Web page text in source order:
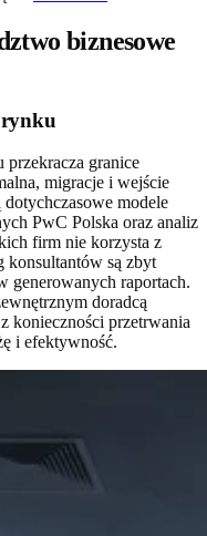
biznesowe
rynku
granice
migracje i wejście
modele
PwC Polska oraz analiz
firm nie korzysta z
konsultantów są zbyt
generowanych raportach.
doradcą
konieczności przetrwania
i efektywność.